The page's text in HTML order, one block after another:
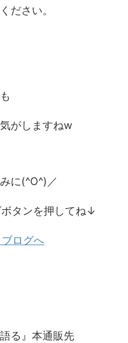
ださい。
がしますねw
に(^O^)／
タンを押してね↓
る』本通販先